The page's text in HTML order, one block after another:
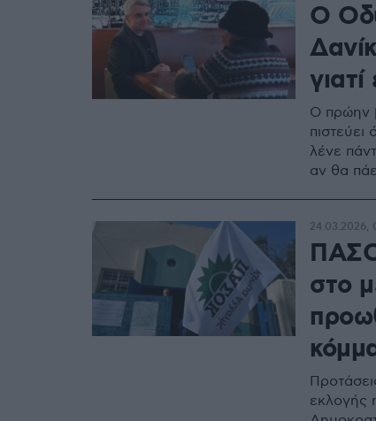
Ο
Ο πρώην
πιστεύει
λένε
αν θα
στο
εκλογής
24.03.2026,